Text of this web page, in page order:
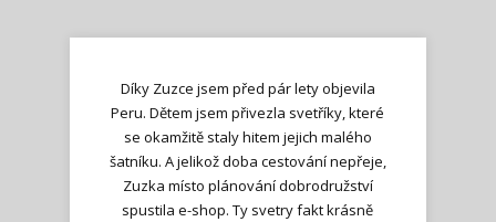
Díky Zuzce jsem před pár lety objevila
Peru. Dětem jsem přivezla svetříky, které
se okamžitě staly hitem jejich malého
šatníku. A jelikož doba cestování nepřeje,
Zuzka místo plánování dobrodružství
spustila e-shop. Ty svetry fakt krásně